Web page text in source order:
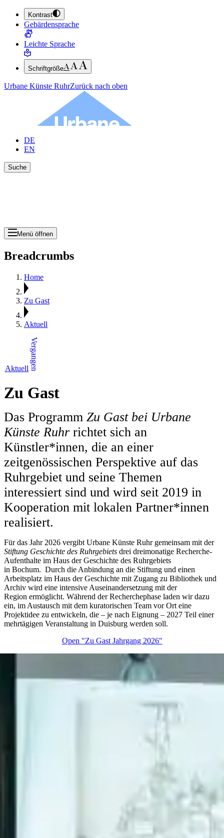
ZUM HAUPTINHALT SPRINGEN (ENTER DRÜCKEN)
ZUM FUSSBEREICH SPRINGEN (ENTER DRÜCKEN)
Kontrast
Gebärdensprache
Leichte Sprache
Schriftgröße
Urbane Künste RuhrZurück nach oben
DE
EN
Suche
Menü öffnen
Breadcrumbs
Home
Zu Gast
Aktuell
Aktuell Vergangen
Zu Gast
Das Programm Zu Gast bei Urbane
Künste Ruhr richtet sich an
Künstler*innen, die an einer
zeitgenössischen Perspektive auf das
Ruhrgebiet und seine Themen
interessiert sind und wird seit 2019 in
Kooperation mit lokalen Partner*innen
realisiert.
Für das Jahr 2026 vergibt Urbane Künste Ruhr gemeinsam mit der
Stiftung Geschichte des Ruhrgebiets drei dreimonatige Recherche-
Aufenthalte im Haus der Geschichte des Ruhrgebiets
in Bochum. Durch die Anbindung an die Stiftung und einen
Arbeitsplatz im Haus der Geschichte mit Zugang zu Bibliothek und
Archiv wird eine intensive Auseinandersetzung mit der
Region ermöglicht. Während der Recherchephase laden wir dazu
ein, im Austausch mit dem kuratorischen Team vor Ort eine
Projektidee zu entwickeln, die – je nach Eignung – 2027 Teil einer
mehrtägigen Veranstaltung in Duisburg werden soll.
Open "Zu Gast Jahrgang 2026"